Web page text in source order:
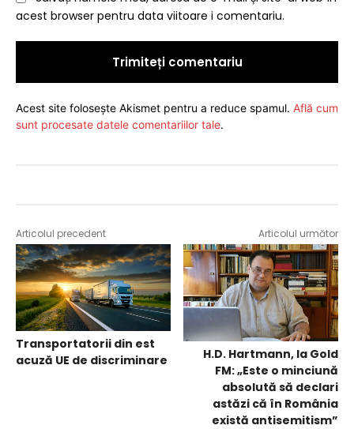
acest browser pentru data viitoare i comentariu.
Acest site folosește Akismet pentru a reduce spamul. Află cum
sunt procesate datele comentariilor tale.
Articolul precedent
Transportatorii din est
acuză UE de discriminare
Articolul următor
H.D. Hartmann, la Gold
FM: „Este o minciună
absolută să declari
astăzi că în România
există antisemitism”